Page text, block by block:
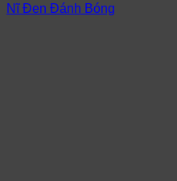
Nĩ Đen Đánh Bóng